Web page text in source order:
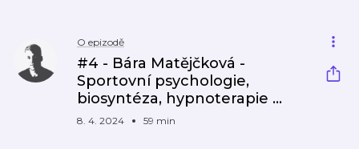
O epizodě
#4 - Bára Matějčková -
Sportovní psychologie,
biosyntéza, hypnoterapie ...
8. 4. 2024 59 min